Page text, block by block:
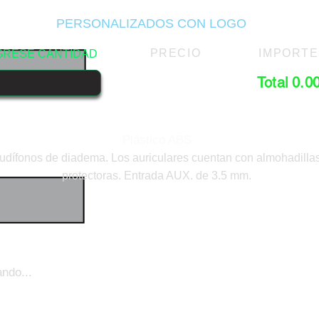
PERSONALIZADOS CON LOGO
IMPORTE
PRECIO
CANTIDAD
Total
de diadema. Los auriculares cuentan con
protectoras. Entrada AUX. de 3.5 mm.